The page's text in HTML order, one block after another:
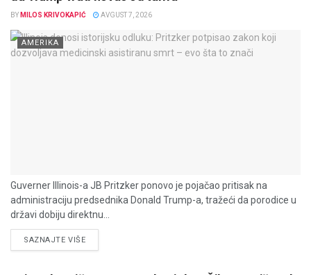
BY MILOS KRIVOKAPIĆ AVGUST 7, 2026
AMERIKA
Guverner Illinois-a JB Pritzker ponovo je pojačao pritisak na
administraciju predsednika Donald Trump-a, tražeći da porodice u
državi dobiju direktnu...
SAZNAJTE VIŠEDETAILS